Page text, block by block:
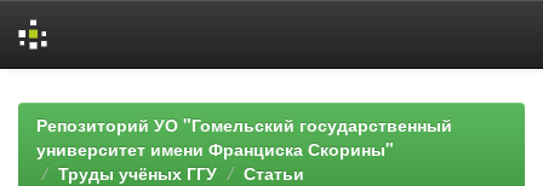
navigationРепозиторий УО "Гомельский государственный
университет имени Франциска Скорины"
Труды учёных ГГУ
Статьи